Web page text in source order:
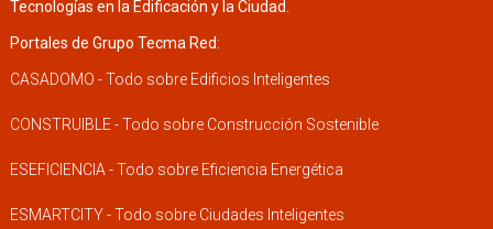
Tecnologías en la Edificación y la Ciudad.
Portales de Grupo Tecma Red:
CASADOMO - Todo sobre Edificios Inteligentes
CONSTRUIBLE - Todo sobre Construcción Sostenible
ESEFICIENCIA - Todo sobre Eficiencia Energética
ESMARTCITY - Todo sobre Ciudades Inteligentes